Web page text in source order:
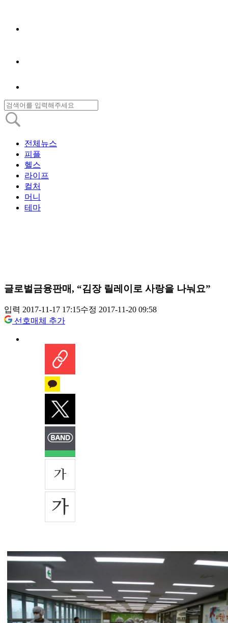
전체뉴스
피플
헬스
라이프
컬처
머니
테마
글로벌금융판매, “김장 릴레이로 사랑을 나눠요”
입력 2017-11-17 17:15수정 2017-11-20 09:58
선호매체 추가